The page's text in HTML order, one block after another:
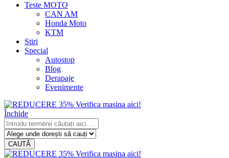
Teste MOTO
CAN AM
Honda Moto
KTM
Stiri
Special
Autostop
Blog
Derapaje
Evenimente
Închide
CAUTĂ